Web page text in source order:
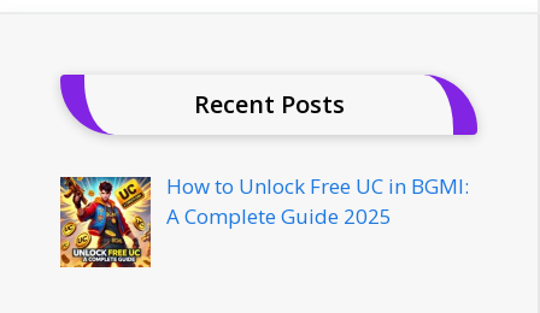
Recent Posts
How to Unlock Free UC in BGMI:
A Complete Guide 2025